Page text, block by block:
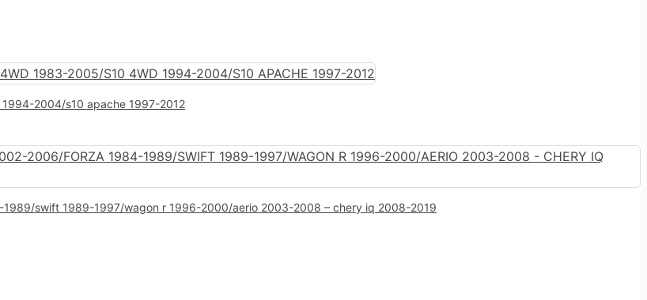
2004/s10 apache 1997-2012
swift 1989-1997/wagon r 1996-2000/aerio 2003-2008 – chery iq 2008-2019